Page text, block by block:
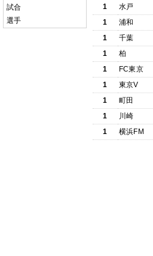
試合
選手
1
水戸
1
浦和
1
千葉
1
柏
1
FC東京
1
東京V
1
町田
1
川崎
1
横浜FM